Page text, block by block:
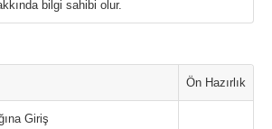
bilgi sahibi olur.
Ön Hazırlık
Giriş